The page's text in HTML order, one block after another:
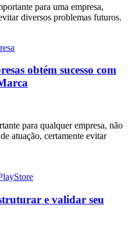
para uma empresa,
diversos problemas futuros.
obtém sucesso com
para qualquer empresa, não
atuação, certamente evitar
e validar seu